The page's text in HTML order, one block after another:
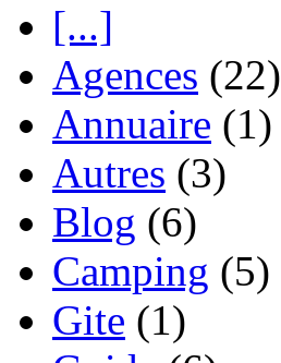
[...]
Agences (22)
Annuaire (1)
Autres (3)
Blog (6)
Camping (5)
Gite (1)